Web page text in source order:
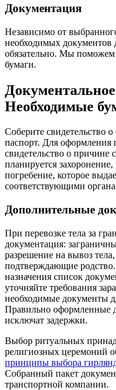
Документация
Независимо от
необходимых документов
обязательно. Мы поможем
бумаги.
Необходимые
Соберите свидетельство
паспорт. Для оформления
свидетельство о
планируется
погребение, которое
соответствующими
Дополнительные
При перевозке тела за
документация:
разрешение на вывоз
подтверждающие
назначения список
уточняйте требования
необходимые документы
Правильно оформленные
исключат задержки.
Выбор ритуальных
религиозных церемоний
принципы выбора
Собранный пакет
транспортной компании.